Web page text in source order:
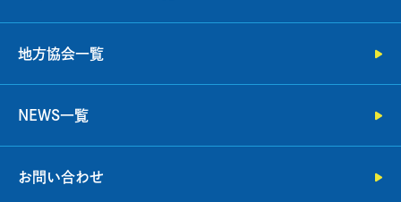
地方協会一覧
NEWS一覧
お問い合わせ